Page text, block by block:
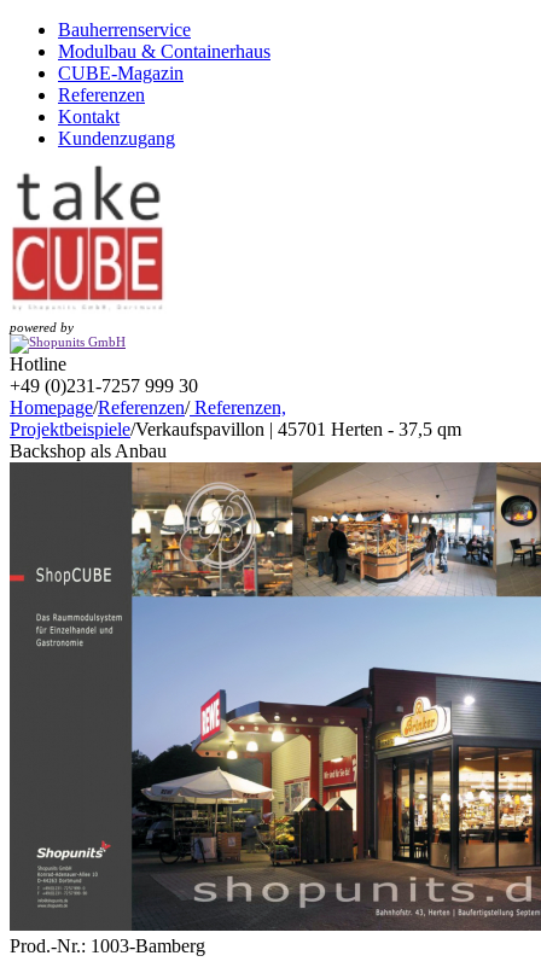
Bauherrenservice
Modulbau & Containerhaus
CUBE-Magazin
Referenzen
Kontakt
Kundenzugang
powered by
Hotline
+49 (0)231-7257 999 30
Homepage/Referenzen/Referenzen,
Projektbeispiele/Verkaufspavillon | 45701 Herten - 37,5 qm
Backshop als Anbau
Prod.-Nr.: 1003-Bamberg